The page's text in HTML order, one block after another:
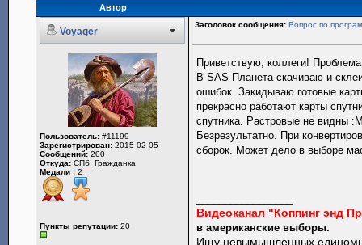
Автор
Voyager
Заголовок сообщения: Вопрос по
Пользователь: #11199
Зарегистрирован: 2015-02-05
Сообщений: 200
Откуда: СПб, Гражданка
Медали : 2
Пункты репутации: 20
Приветствую, коллеги!
В SAS Планета скачиваю и
ошибок. Закидываю готовые
прекрасно работают карты
спутника. Растровые не видны
Безрезультатно. При
сборок. Может дело в выборе
Видеоканал "Коппинг энд
в американские выборы.
Ищу невымышленных